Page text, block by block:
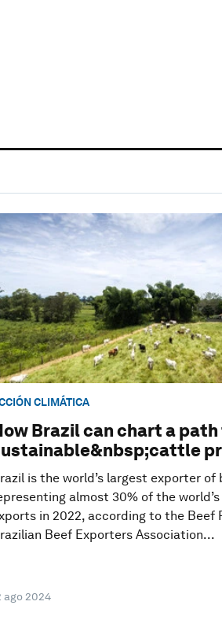
CLIMÁTICA
Brazil can chart a
is the world’s largest exporter of
almost 30% of the
in 2022, according to the Beef
Beef Exporters Association...
ago 2024